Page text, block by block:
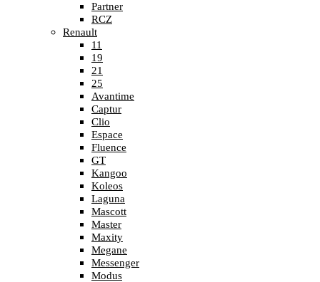
Partner
RCZ
Renault
11
19
21
25
Avantime
Captur
Clio
Espace
Fluence
GT
Kangoo
Koleos
Laguna
Mascott
Master
Maxity
Megane
Messenger
Modus